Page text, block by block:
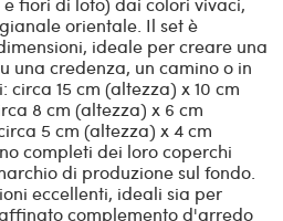
orientale. Il set è
ideale per creare una
una credenza, un camino o in
circa 15 cm (altezza) x 10 cm
8 cm (altezza) x 6 cm
5 cm (altezza) x 4 cm
completi dei loro coperchi
di produzione sul fondo.
eccellenti, ideali sia per
complemento d'arredo